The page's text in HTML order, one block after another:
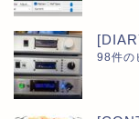
98件の